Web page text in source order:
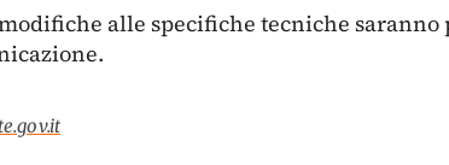
alle specifiche tecniche saranno